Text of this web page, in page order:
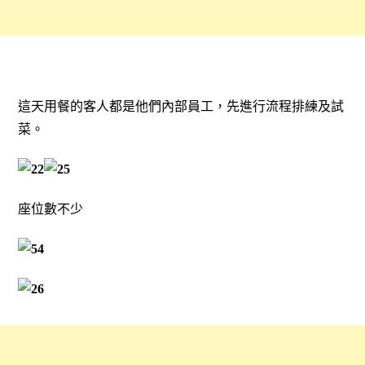
這天用餐的客人都是他們內部員工，先進行流程排練及試
菜。
座位數不少